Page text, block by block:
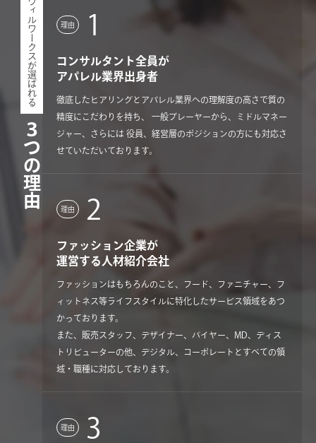
ウィルワークスが選ばれる
３つの理由
理由 1
コンサルタント全員が
アパレル業界出身者
徹底したヒアリングとアパレル業界への理解度の高さで質の
精度にこだわりを持ち、 一般プレーヤーから、ミドルマネー
ジャー、さらには 役員、経営層のポジションの方にも対応さ
せていただいております。
理由 2
ファッション企業が
運営する人材紹介会社
ファッションはもちろんのこと、フード、ファニチャー、フ
ィットネス等ライフスタイルに特化したサービス領域をあつ
かっております。
また、販売スタッフ、デザイナー、バイヤー、MD、ディス
トリビューターの他、デジタル、コーポレートとすべての領
域・職種に対応しております。
理由 3